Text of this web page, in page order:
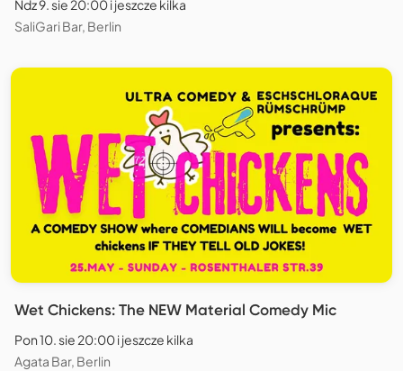
Ndz 9. sie 20:00 i jeszcze kilka
SaliGari Bar, Berlin
Wet Chickens: The NEW Material Comedy Mic
Pon 10. sie 20:00 i jeszcze kilka
Agata Bar, Berlin